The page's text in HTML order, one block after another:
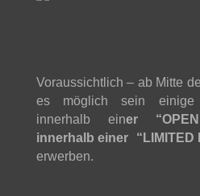
Voraussichtlich – ab Mitte
es möglich sein einige
innerhalb einer
innerhalb einer
“LI MITED
erwerben.